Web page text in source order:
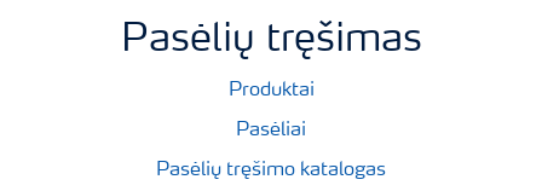
Pasėlių tręšimas
Produktai
Pasėliai
Pasėlių tręšimo katalogas